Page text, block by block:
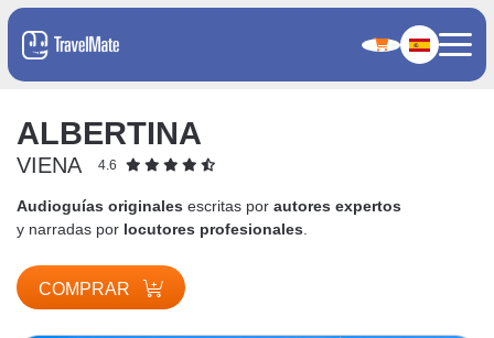
ALBERTINA
VIENA 4.6
Audioguías originales escritas por autores expertos
y narradas por locutores profesionales
COMPRAR